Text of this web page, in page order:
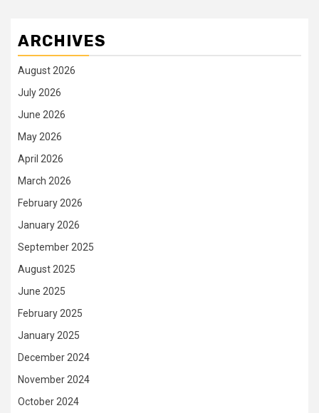
ARCHIVES
August 2026
July 2026
June 2026
May 2026
April 2026
March 2026
February 2026
January 2026
September 2025
August 2025
June 2025
February 2025
January 2025
December 2024
November 2024
October 2024